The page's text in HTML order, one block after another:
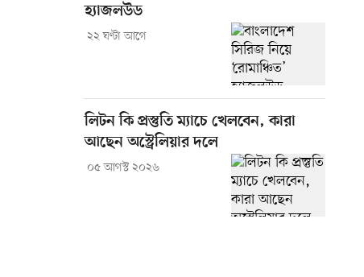
হ্যাজলউড
২২ ঘণ্টা আগে
লিটন কি প্রস্তুতি ম্যাচে খেলবেন, কারা
আছেন অস্ট্রেলিয়ার দলে
০৫ আগস্ট ২০২৬